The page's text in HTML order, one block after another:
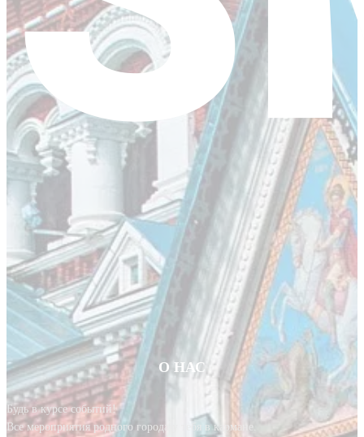
О НАС
Будь в курсе событий!
Все мероприятия родного города у тебя в кармане.